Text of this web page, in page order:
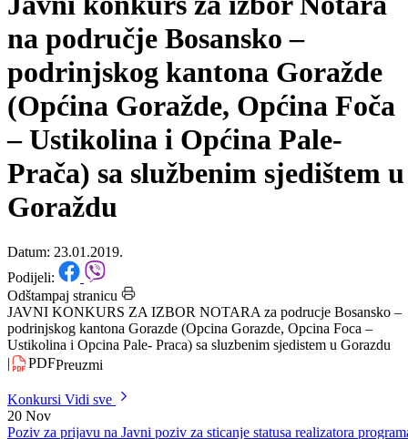
Početna/Konkursi
Javni konkurs za izbor Notara
na područje Bosansko –
podrinjskog kantona Goražde
(Općina Goražde, Općina Foča
– Ustikolina i Općina Pale-
Prača) sa službenim sjedištem u
Goraždu
Datum: 23.01.2019.
Podijeli:
Odštampaj stranicu
JAVNI KONKURS ZA IZBOR NOTARA za podrucje Bosansko –
Ustikolina i Opcina Pale- Praca) sa sluzbenim sjedistem u Gorazdu
|
PDF